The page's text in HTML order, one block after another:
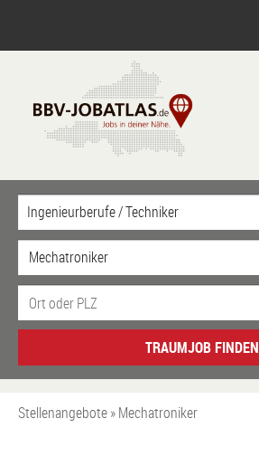
TRAUMJOB FINDEN
Stellenangebote Mechatroniker